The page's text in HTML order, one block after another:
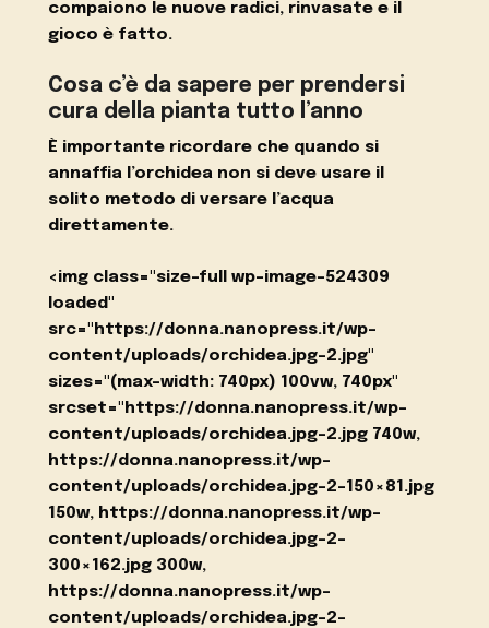
compaiono le nuove radici, rinvasate e il
gioco è fatto.
Cosa c’è da sapere per prendersi
cura della pianta tutto l’anno
È importante ricordare che quando si
annaffia l’orchidea non si deve usare il
solito metodo di versare l’acqua
direttamente.
<img class="size-full wp-image-524309
loaded"
src="https://donna.nanopress.it/wp-
content/uploads/orchidea.jpg-2.jpg"
sizes="(max-width: 740px) 100vw, 740px"
srcset="https://donna.nanopress.it/wp-
content/uploads/orchidea.jpg-2.jpg 740w,
https://donna.nanopress.it/wp-
content/uploads/orchidea.jpg-2-150×81.jpg
150w, https://donna.nanopress.it/wp-
content/uploads/orchidea.jpg-2-
300×162.jpg 300w,
https://donna.nanopress.it/wp-
content/uploads/orchidea.jpg-2-